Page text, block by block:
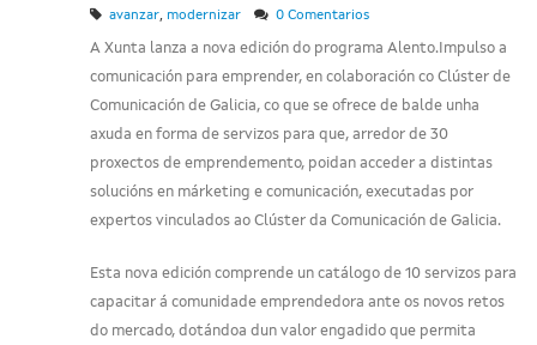
avanzar, modernizar 0 Comentarios
A Xunta lanza a nova edición do programa Alento.Impulso a
comunicación para emprender, en colaboración co Clúster de
Comunicación de Galicia, co que se ofrece de balde unha
axuda en forma de servizos para que, arredor de 30
proxectos de emprendemento, poidan acceder a distintas
solucións en márketing e comunicación, executadas por
expertos vinculados ao Clúster da Comunicación de Galicia.
Esta nova edición comprende un catálogo de 10 servizos para
capacitar á comunidade emprendedora ante os novos retos
do mercado, dotándoa dun valor engadido que permita